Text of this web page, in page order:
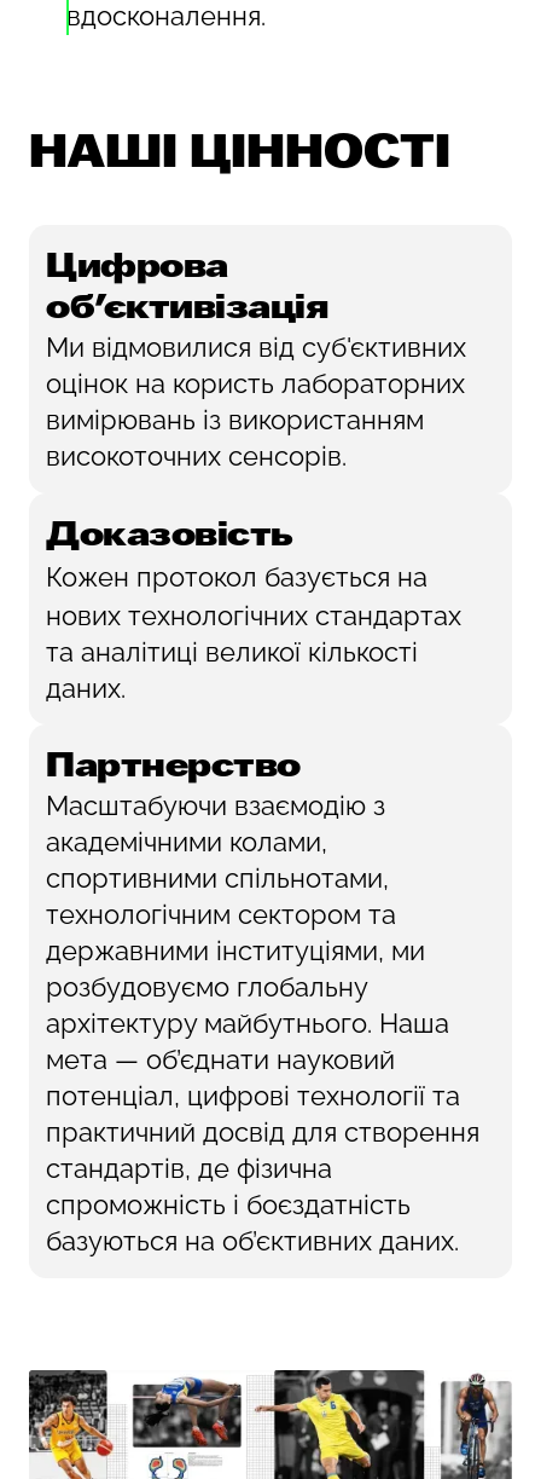
вдосконалення.
НАШІ ЦІННОСТІ
Цифрова
об'єктивізація
Ми відмовилися від суб'єктивних
оцінок на користь лабораторних
вимірювань із використанням
високоточних сенсорів.
Доказовість
Кожен протокол базується на
нових технологічних стандартах
та аналітиці великої кількості
даних.
Партнерство
Масштабуючи взаємодію з
академічними колами,
спортивними спільнотами,
технологічним сектором та
державними інституціями, ми
розбудовуємо глобальну
архітектуру майбутнього. Наша
мета — об’єднати науковий
потенціал, цифрові технології та
практичний досвід для створення
стандартів, де фізична
спроможність і боєздатність
базуються на об’єктивних даних.